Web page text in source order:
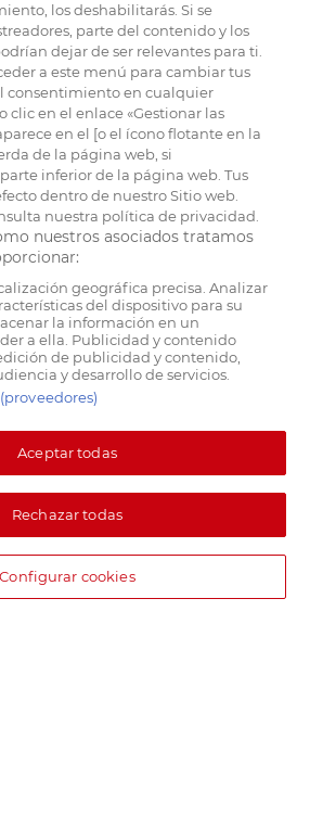
los deshabilitarás. Si se
parte del contenido y los
dejar de ser relevantes para ti.
a este menú para cambiar tus
consentimiento en cualquier
en el enlace «Gestionar las
en el [o el ícono flotante en la
de la página web, si
inferior de la página web. Tus
dentro de nuestro Sitio web.
nuestra política de privacidad.
nuestros asociados tratamos
geográfica precisa. Analizar
del dispositivo para su
la información en un
a ella. Publicidad y contenido
de publicidad y contenido,
y desarrollo de servicios.
Aceptar todas
Rechazar todas
Configurar cookies